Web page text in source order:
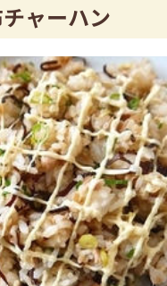
ャーハン